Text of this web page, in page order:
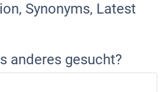
Synonyms, Latest
anderes gesucht?